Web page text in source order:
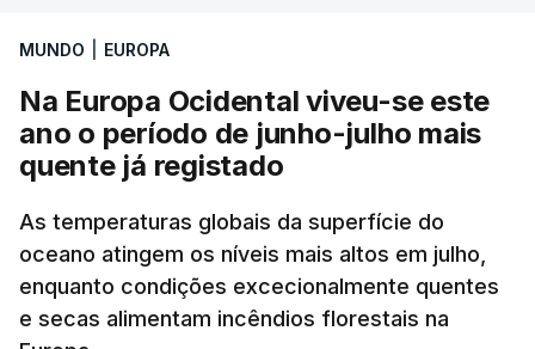
tinha chegado o resultado de
exames, mas ainda não tinham sido afixados.
Alguns encarregados de educação e alunos foram
até à escola para ver o resultado mas ainda não
tinha sido divulgado. Alguns pais apontam
incorreções e aguardam a atualização na
plataforma Inovar.
MUNDO EUROPA
Na Europa Ocidental viveu-se este
ano o período de junho-julho mais
quente já registado
As temperaturas globais da superfície do
oceano atingem os níveis mais altos em julho,
enquanto condições excecionalmente quentes
e secas alimentam incêndios florestais na